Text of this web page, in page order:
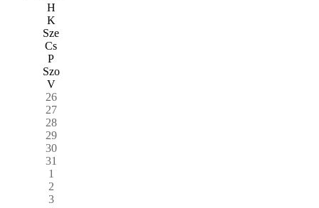
H
K
Sze
Cs
P
Szo
V
26
27
28
29
30
31
1
2
3